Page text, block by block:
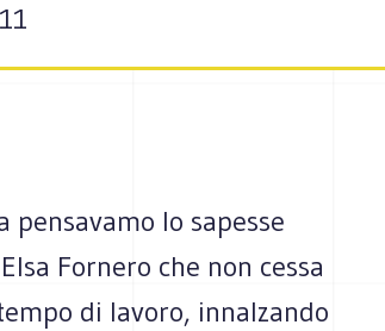
lo sapesse
Fornero che non cessa
di lavoro, innalzando